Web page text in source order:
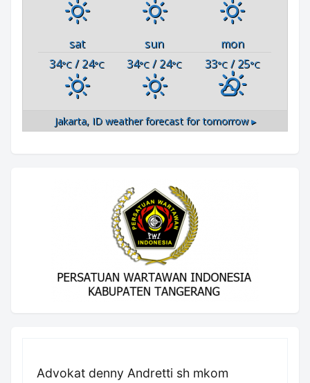
sat sun
mon
34°C / 24°C 34°C / 24°C 33°C/ 25°C
Jakarta, IDweather forecast for tomorrow ▸
Advokat denny Andretti sh mkom